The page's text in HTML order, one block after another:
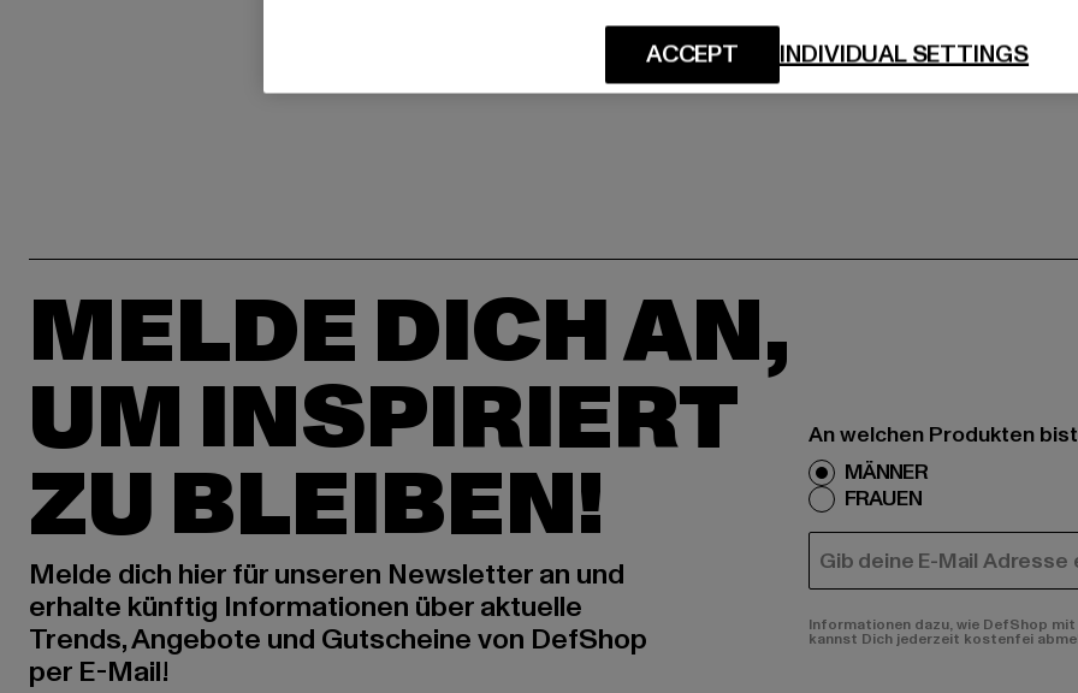
LIEFERUNG &
MELDE DICH AN,
UM INSPIRIERT
ZU BLEIBEN!
Melde dich hier für unseren Newsletter an und
erhalte künftig Informationen über aktuelle
Trends, Angebote und Gutscheine von DefShop
per E-Mail!
An welchen Produkten
MÄNNER
FRAUEN
E-MAIL
Informationen dazu, wie DefShop
kannst Dich jederzeit kostenfei
INDIVIDUAL SETTINGS
ACCEPT